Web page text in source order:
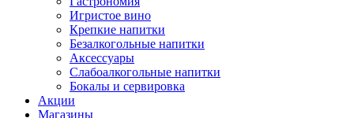
Игристое вино
Крепкие напитки
Безалкогольные напитки
Аксессуары
Слабоалкогольные напитки
Бокалы и сервировка
Акции
Магазины